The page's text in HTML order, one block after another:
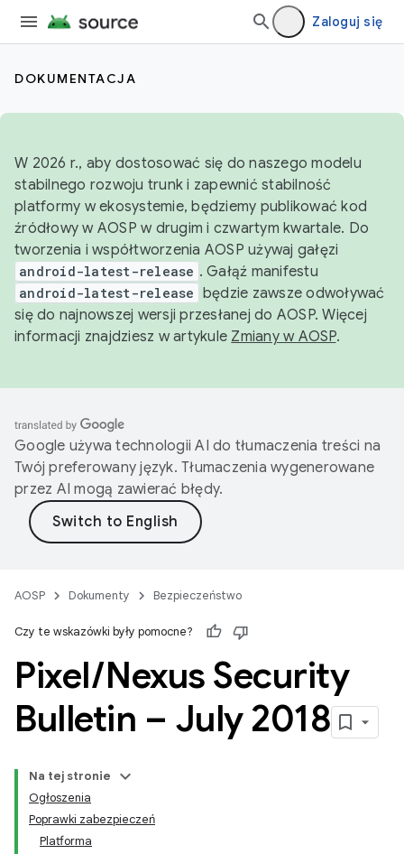
Zaloguj się
DOKUMENTACJA
W 2026 r., aby dostosować się do naszego modelu
stabilnego rozwoju trunk i zapewnić stabilność
platformy w ekosystemie, będziemy publikować kod
źródłowy w AOSP w drugim i czwartym kwartale. Do
tworzenia i współtworzenia AOSP używaj gałęzi
android-latest-release . Gałąź manifestu
android-latest-release będzie zawsze odwoływać
się do najnowszej wersji przesłanej do AOSP. Więcej
informacji znajdziesz w artykule Zmiany w AOSP.
Google używa technologii AI do tłumaczenia treści na
Twój preferowany język. Tłumaczenia wygenerowane
przez AI mogą zawierać błędy.
AOSP Dokumenty Bezpieczeństwo
Czy te wskazówki były pomocne?
Pixel/Nexus Security
Bulletin – July 2018
Na tej stronie
Ogłoszenia
Poprawki zabezpieczeń
Platforma